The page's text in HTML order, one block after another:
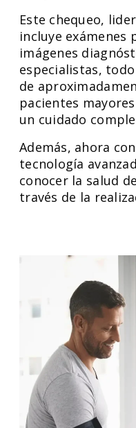
Este chequeo,
incluye exámenes
imágenes
especialistas,
de
pacientes
un cuidado
Además, ahora
tecnología
conocer la salud
través de la